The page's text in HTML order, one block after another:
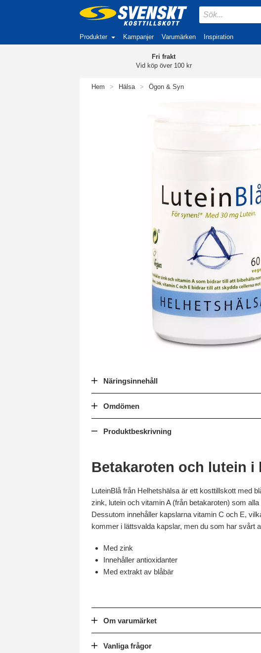
Produkter Kampanjer Varumärken Inspiration
Fri frakt
Vid köp över 100 kr
Hem > Hälsa > Ögon & Syn
Näringsinnehåll
Omdömen
Produktbeskrivning
Betakaroten och lutein i
LuteinBlå från Helhetshälsa är ett kosttillskott med
zink, lutein och vitamin A (från betakaroten) som
Dessutom innehåller kapslarna vitamin C och E,
kommer i lättsvalda kapslar, men du som har svårt
Med zink
Innehåller antioxidanter
Med extrakt av blåbär
Om varumärket
Vanliga frågor